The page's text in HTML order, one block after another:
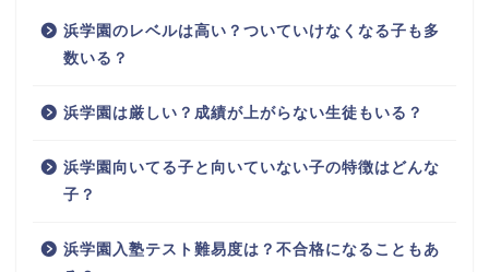
浜学園のレベルは高い？ついていけなくなる子も多
数いる？
浜学園は厳しい？成績が上がらない生徒もいる？
浜学園向いてる子と向いていない子の特徴はどんな
子？
浜学園入塾テスト難易度は？不合格になることもあ